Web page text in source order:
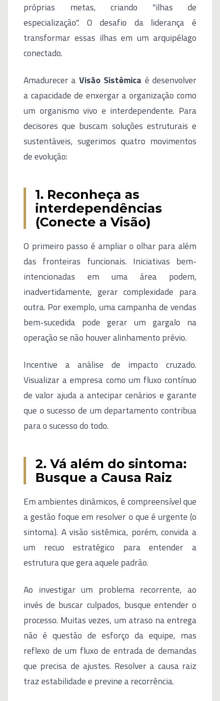
próprias metas, criando "ilhas de
especialização". O desafio da liderança é
transformar essas ilhas em um arquipélago
conectado.
Amadurecer a Visão Sistêmica é desenvolver
a capacidade de enxergar a organização como
um organismo vivo e interdependente. Para
decisores que buscam soluções estruturais e
sustentáveis, sugerimos quatro movimentos
de evolução:
1. Reconheça as
interdependências
(Conecte a Visão)
O primeiro passo é ampliar o olhar para além
das fronteiras funcionais. Iniciativas bem-
intencionadas em uma área podem,
inadvertidamente, gerar complexidade para
outra. Por exemplo, uma campanha de vendas
bem-sucedida pode gerar um gargalo na
operação se não houver alinhamento prévio.
Incentive a análise de impacto cruzado.
Visualizar a empresa como um fluxo contínuo
de valor ajuda a antecipar cenários e garante
que o sucesso de um departamento contribua
para o sucesso do todo.
2. Vá além do sintoma:
Busque a Causa Raiz
Em ambientes dinâmicos, é compreensível que
a gestão foque em resolver o que é urgente (o
sintoma). A visão sistêmica, porém, convida a
um recuo estratégico para entender a
estrutura que gera aquele padrão.
Ao investigar um problema recorrente, ao
invés de buscar culpados, busque entender o
processo. Muitas vezes, um atraso na entrega
não é questão de esforço da equipe, mas
reflexo de um fluxo de entrada de demandas
que precisa de ajustes. Resolver a causa raiz
traz estabilidade e previne a recorrência.